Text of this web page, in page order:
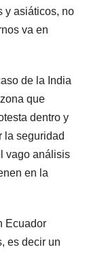
y asiáticos, no
va en
de la India
que
dentro y
la seguridad
vago análisis
en la
Ecuador
es decir un